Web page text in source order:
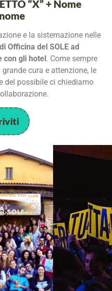
“X” + Nome
e la sistemazione nelle
Officina del SOLE ad
con gli hotel. Come sempre
cura e attenzione, le
del possibile ci chiediamo